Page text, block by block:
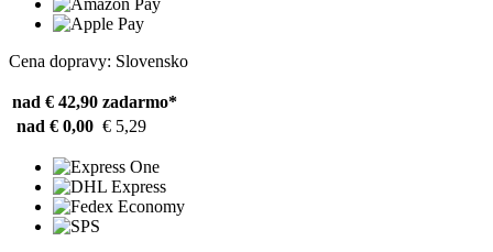
Cena dopravy: Slovensko
nad € 42,90 zadarmo*
nad € 0,00 € 5,29